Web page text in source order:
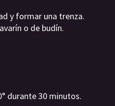
y formar una trenza.
o de budín.
durante 30 minutos.